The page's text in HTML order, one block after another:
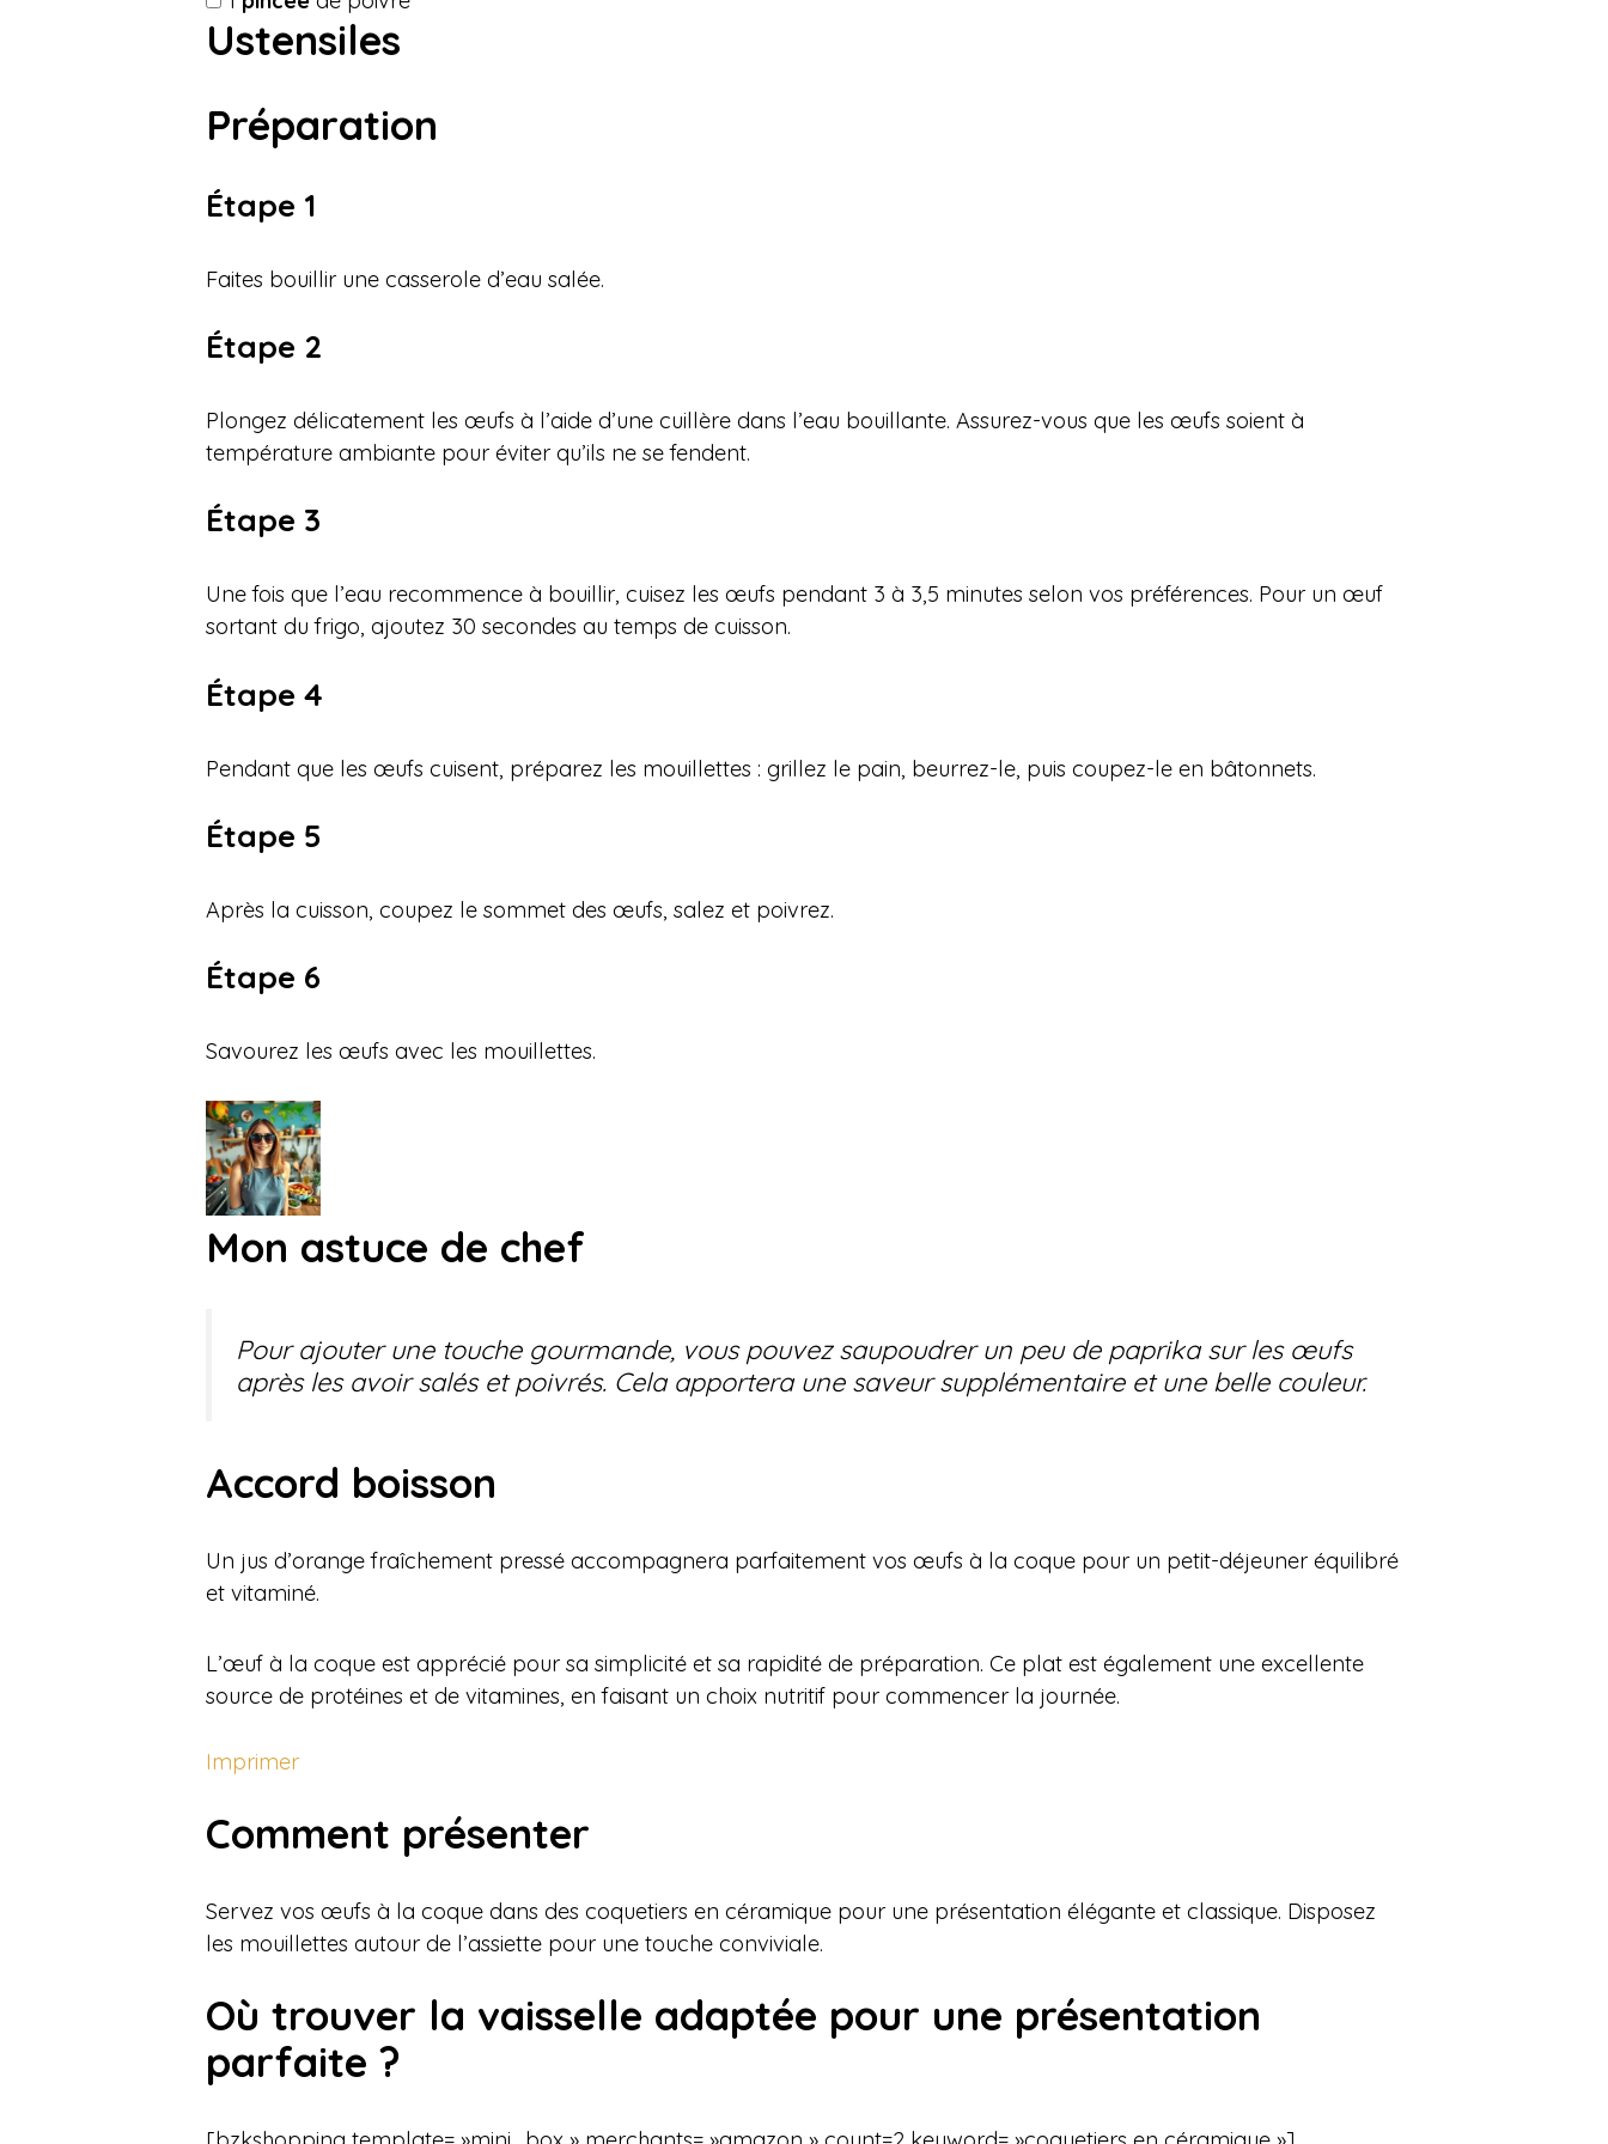
Ustensiles
Préparation
Étape 1
Faites bouillir une casserole d’eau salée.
Étape 2
Plongez délicatement les œufs à l’aide d’une cuillère dans l’eau bouillante. Assurez-vous que les œufs soient à
température ambiante pour éviter qu’ils ne se fendent.
Étape 3
Une fois que l’eau recommence à bouillir, cuisez les œufs pendant 3 à 3,5 minutes selon vos préférences. Pour un œuf
sortant du frigo, ajoutez 30 secondes au temps de cuisson.
Étape 4
Pendant que les œufs cuisent, préparez les mouillettes : grillez le pain, beurrez-le, puis coupez-le en bâtonnets.
Étape 5
Après la cuisson, coupez le sommet des œufs, salez et poivrez.
Étape 6
Savourez les œufs avec les mouillettes.
Mon astuce de chef
Pour ajouter une touche gourmande, vous pouvez saupoudrer un peu de paprika sur les œufs
après les avoir salés et poivrés. Cela apportera une saveur supplémentaire et une belle couleur.
Accord boisson
Un jus d’orange fraîchement pressé accompagnera parfaitement vos œufs à la coque pour un petit-déjeuner équilibré
et vitaminé.
L’œuf à la coque est apprécié pour sa simplicité et sa rapidité de préparation. Ce plat est également une excellente
source de protéines et de vitamines, en faisant un choix nutritif pour commencer la journée.
Imprimer
Comment présenter
Servez vos œufs à la coque dans des coquetiers en céramique pour une présentation élégante et classique. Disposez
les mouillettes autour de l’assiette pour une touche conviviale.
Où trouver la vaisselle adaptée pour une présentation
parfaite ?